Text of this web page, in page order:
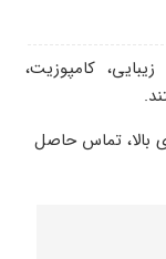
کامپوزیت،
بالا، تماس حاصل